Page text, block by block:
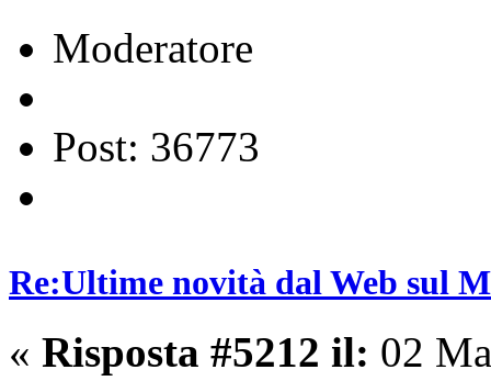
Moderatore
Post: 36773
Re:Ultime novità dal Web sul
« Risposta #5212 il: 02